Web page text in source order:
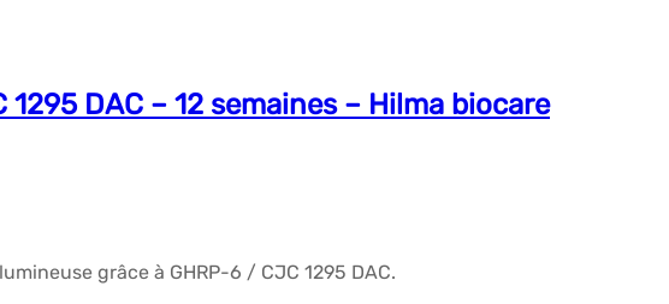
DAC – 12 semaines – Hilma biocare
grâce à GHRP-6 / CJC 1295 DAC.